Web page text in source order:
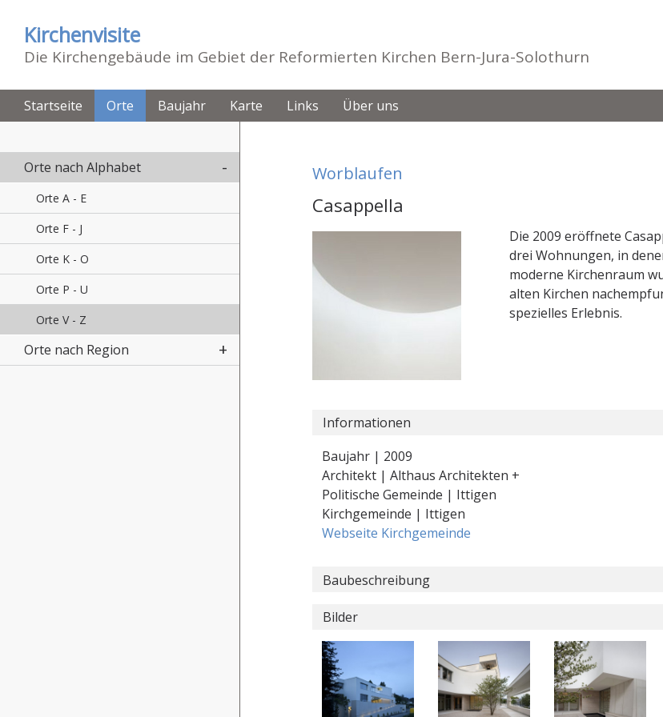
Kirchenvisite
Die Kirchengebäude im Gebiet der Reformierten Kirchen Bern-Jura-Solothurn
Startseite Orte Baujahr Karte Links Über uns
Orte nach Alphabet
Orte A - E
Orte F - J
Orte K - O
Orte P - U
Orte V - Z
Orte nach Region
Worblaufen
Casappella
Die 2009 eröffnete
drei Wohnungen, in
moderne Kirchenraum
alten Kirchen
spezielles Erlebnis.
Informationen
Baujahr | 2009
Architekt | Althaus Architekten +
Politische Gemeinde | Ittigen
Kirchgemeinde | Ittigen
Webseite Kirchgemeinde
Baubeschreibung
Bilder